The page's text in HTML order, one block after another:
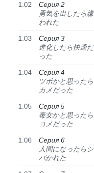
1.02
Серия 2
勇気を出したら嫌
われた
1.03
Серия 3
進化したら快適だ
った
1.04
Серия 4
ツボかと思ったら
カメだった
1.05
Серия 5
毒女かと思ったら
ヨメだった
1.06
Серия 6
人間になったらシ
バかれた